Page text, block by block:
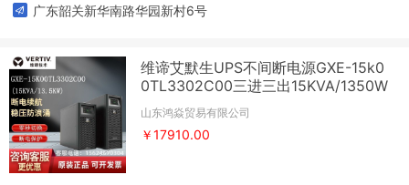
广东韶关新华南路华园新村6号
维谛艾默生UPS不间断电源GXE-15k0
0TL3302C00三进三出15KVA/1350W
山东鸿焱贸易有限公司
￥17910.00